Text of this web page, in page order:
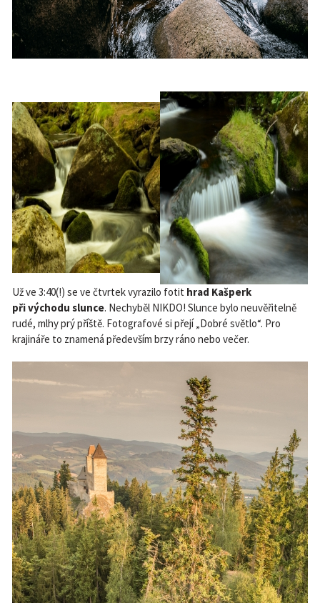
Už ve 3:40(!) se ve čtvrtek vyrazilo fotit hrad Kašperk
při východu slunce. Nechyběl NIKDO! Slunce bylo neuvěřitelně
rudé, mlhy prý příště. Fotografové si přejí „Dobré světlo“. Pro
krajináře to znamená především brzy ráno nebo večer.